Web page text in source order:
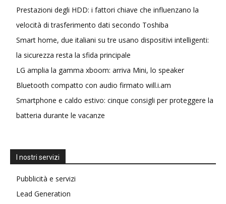
Prestazioni degli HDD: i fattori chiave che influenzano la
velocità di trasferimento dati secondo Toshiba
Smart home, due italiani su tre usano dispositivi intelligenti:
la sicurezza resta la sfida principale
LG amplia la gamma xboom: arriva Mini, lo speaker
Bluetooth compatto con audio firmato will.i.am
Smartphone e caldo estivo: cinque consigli per proteggere la
batteria durante le vacanze
I nostri servizi
Pubblicità e servizi
Lead Generation